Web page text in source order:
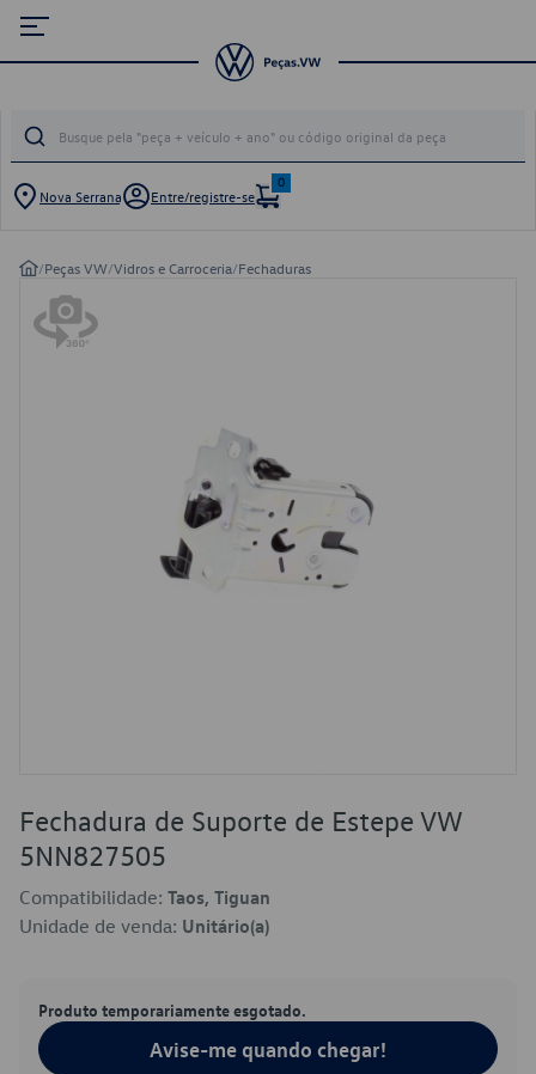
Nova Serrana Entre/registre-se
0
/Peças VW/Vidros e Carroceria/Fechaduras
Fechadura de Suporte de Estepe VW
5NN827505
Compatibilidade: Taos, Tiguan
Unidade de venda: Unitário(a)
Produto temporariamente esgotado.
Avise-me quando chegar!